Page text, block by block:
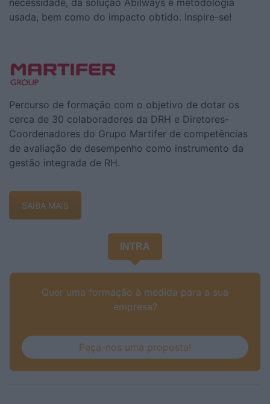
usada, bem como do impacto obtido. Inspire-se!
Percurso de formação com o objetivo de dotar os
cerca de 30 colaboradores da DRH e Diretores-
Coordenadores do Grupo Martifer de competências
de avaliação de desempenho como instrumento da
gestão integrada de RH.
SAIBA MAIS
INTRA
Quer uma formação à medida para a sua
empresa?
Peça-nos uma proposta!